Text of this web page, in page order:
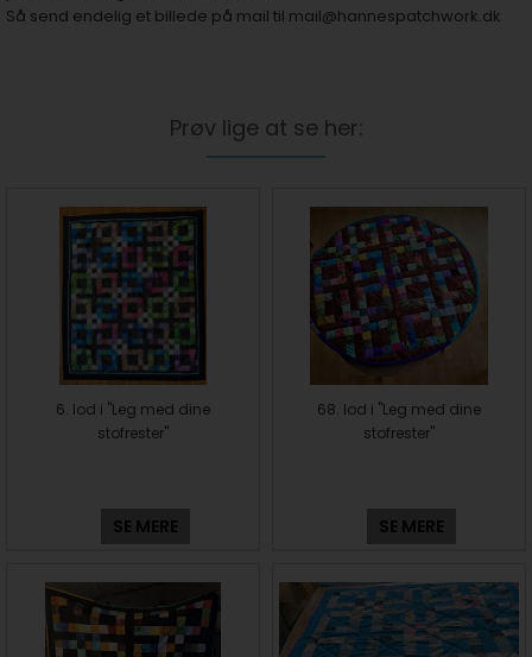
Så send endelig et billede på mail til mail@hannespatchwork.dk
Prøv lige at se her:
6. lod i "Leg med dine
stofrester"
SE MERE
68. lod i "Leg med dine
stofrester"
SE MERE